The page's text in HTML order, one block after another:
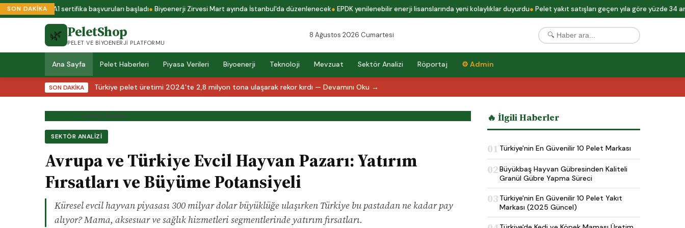
SON DAKİKA
ENplus A1 sertifika başvuruları başladı Biyoenerji Zirvesi Mart ayında İstanbul'da düzenlenecek EPDK yenilenebilir enerji lisanslarında yeni kolaylıklar duyurdu Pelet yakıt satışları geçen yıla göre yüzde 34 arttı
🌿 PeletShop
PELET VE BIYOENERJI PLATFORMU
8 Ağustos 2026 Cumartesi
Ana Sayfa Pelet Haberleri Piyasa Verileri Biyoenerji Teknoloji Mevzuat Sektör Analizi Röportaj ⚙ Admin
SON DAKİKA Türkiye pelet üretimi 2024'te 2,8 milyon tona ulaşarak rekor kırdı — Devamını Oku →
› Sektör Analizi
SEKTÖR ANALIZI
Avrupa ve Türkiye Evcil Hayvan Pazarı: Yatırım
Fırsatları ve Büyüme Potansiyeli
Küresel evcil hayvan piyasası 300 milyar dolar büyüklüğe ulaşırken Türkiye bu pastadan ne kadar pay
alıyor? Mama, aksesuar ve sağlık hizmetleri segmentlerinde yatırım fırsatları.
🔥 İlgili Haberler
01 Türkiye'nin En Güvenilir 10 Pelet Markası
02Büyükbaş Hayvan Gübresinden Kaliteli
Granül Gübre Yapma Süreci
03 Türkiye'nin En Güvenilir 10 Pelet Yakıt
Markası (2025 Güncel)